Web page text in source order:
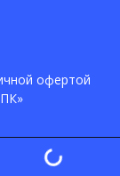
офертой